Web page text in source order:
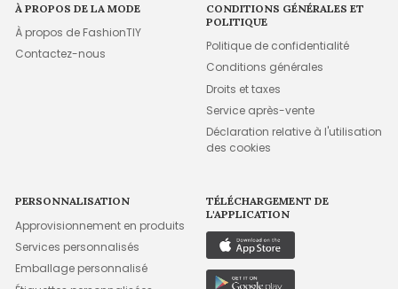
À PROPOS DE LA MODE
À propos de FashionTIY
Contactez-nous
CONDITIONS GÉNÉRALES ET
POLITIQUE
Politique de confidentialité
Conditions générales
Droits et taxes
Service après-vente
Déclaration relative à l'utilisation
des cookies
PERSONNALISATION
Approvisionnement en produits
Services personnalisés
Emballage personnalisé
TÉLÉCHARGEMENT DE
L'APPLICATION